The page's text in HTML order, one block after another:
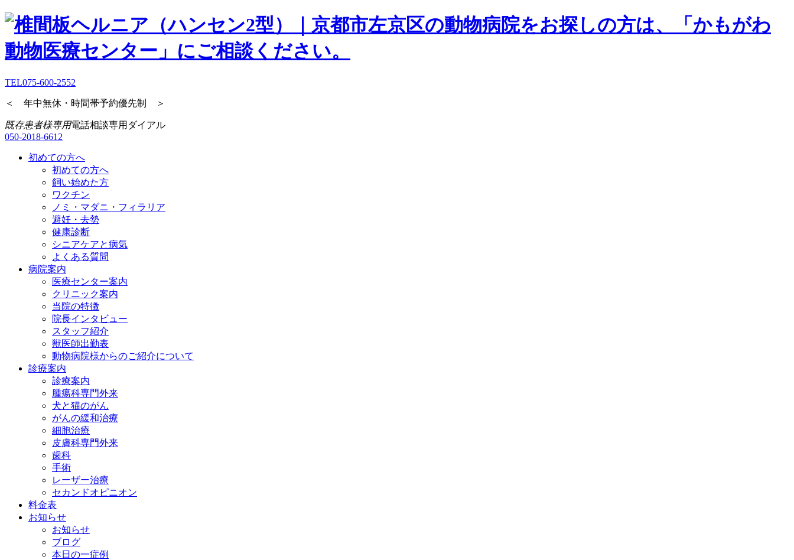
TEL075-600-2552
＜ 年中無休・時間帯予約優先制 ＞
既存患者様専用電話相談専用ダイアル
050-2018-6612
初めての方へ
初めての方へ
飼い始めた方
ワクチン
ノミ・マダニ・フィラリア
避妊・去勢
健康診断
シニアケアと病気
よくある質問
病院案内
医療センター案内
クリニック案内
当院の特徴
院長インタビュー
スタッフ紹介
獣医師出勤表
動物病院様からのご紹介について
診療案内
診療案内
腫瘍科専門外来
犬と猫のがん
がんの緩和治療
細胞治療
皮膚科専門外来
歯科
手術
レーザー治療
セカンドオピニオン
料金表
お知らせ
お知らせ
ブログ
本日の一症例